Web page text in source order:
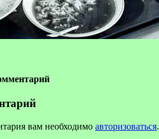
вам необходимо авторизоваться.